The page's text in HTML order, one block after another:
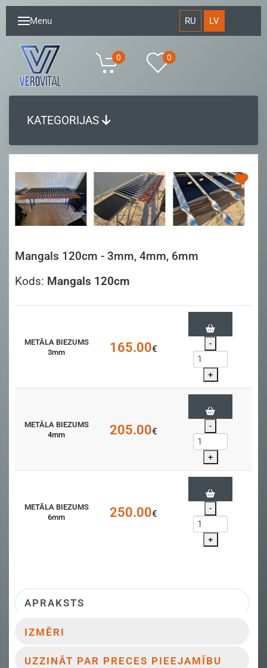
Menu RU LV
0 0
KATEGORIJAS
Mangals 120cm - 3mm, 4mm, 6mm
Kods: Mangals 120cm
METĀLA BIEZUMS
3mm
165.00€ -
+
METĀLA BIEZUMS
4mm
205.00€ -
+
METĀLA BIEZUMS
6mm
250.00€ -
+
APRAKSTS
IZMĒRI
UZZINĀT PAR PRECES PIEEJAMĪBU